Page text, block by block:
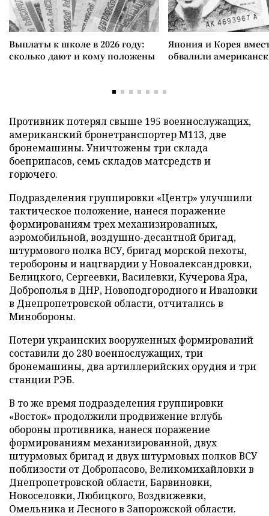
Выплаты к школе в 2026 году:
сколько дают и кому положены
Япония и Корея
обвалили
Противник потерял свыше 195 военнослужащих,
американский бронетранспортер М113, две
бронемашины. Уничтожены три склада
боеприпасов, семь складов матсредств и
горючего.
Подразделения группировки «Центр» улучшили
тактическое положение, нанеся поражение
формированиям трех механизированных,
аэромобильной, воздушно-десантной бригад,
штурмового полка ВСУ, бригад морской пехоты,
теробороны и нацгвардии у Новоалександровки,
Белицкого, Сергеевки, Василевки, Кучерова Яра,
Доброполья в ДНР, Новоподгородного и Ивановки
в Днепропетровской области, отчитались в
Минобороны.
Потери украинских вооруженных формирований
составили до 280 военнослужащих, три
бронемашины, два артиллерийских орудия и три
станции РЭБ.
В то же время подразделения группировки
«Восток» продолжили продвижение вглубь
обороны противника, нанеся поражение
формированиям механизированной, двух
штурмовых бригад и двух штурмовых полков ВСУ
поблизости от Добропасово, Великомихайловки в
Днепропетровской области, Барвиновки,
Новоселовки, Любицкого, Воздвижевки,
Омельника и Лесного в Запорожской области.